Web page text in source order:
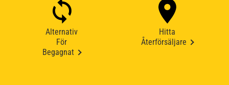
Alternativ
För
Begagnat
Hitta
Återförsäljare